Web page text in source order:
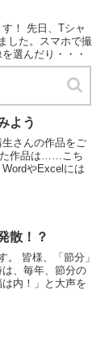
！ 先日、Tシャ
した。スマホで撮
選んだり・・・
...
よう
さんの作品をご
た作品は……こち
やExcelには
散！？
。 皆様、「節分」
、毎年、節分の
内！」と大声を